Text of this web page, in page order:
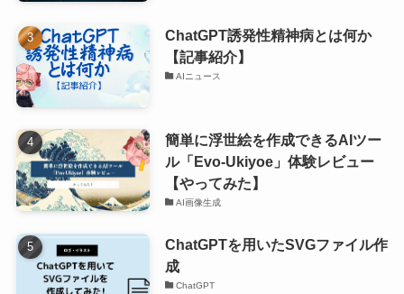
ChatGPT誘発性精神病とは何か
【記事紹介】
AIニュース
簡単に浮世絵を作成できるAIツー
ル「Evo-Ukiyoe」体験レビュー
【やってみた】
AI画像生成
ChatGPTを用いたSVGファイル作
成
ChatGPT